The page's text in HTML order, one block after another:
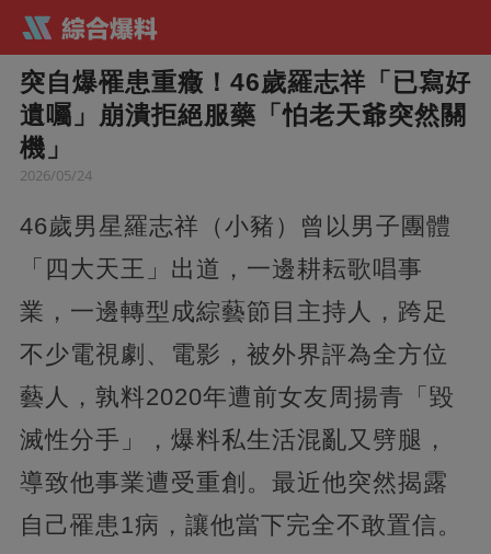
突自爆罹患重癥！46歲羅志祥「已寫好
遺囑」崩潰拒絕服藥「怕老天爺突然關
機」
2026/05/24
46歲男星羅志祥（小豬）曾以男子團體
「四大天王」出道，一邊耕耘歌唱事
業，一邊轉型成綜藝節目主持人，跨足
不少電視劇、電影，被外界評為全方位
藝人，孰料2020年遭前女友周揚青「毀
滅性分手」，爆料私生活混亂又劈腿，
導致他事業遭受重創。最近他突然揭露
自己罹患1病，讓他當下完全不敢置信。